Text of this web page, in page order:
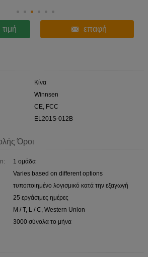
επαφή
Κίνα
Winnsen
CE, FCC
EL201S-012B
Όροι
1 ομάδα
Varies based on different options
τυποποιημένο λογισμικό κατά την εξαγωγή
25 εργάσιμες ημέρες
Μ / Τ, L / C, Western Union
3000 σύνολα το μήνα